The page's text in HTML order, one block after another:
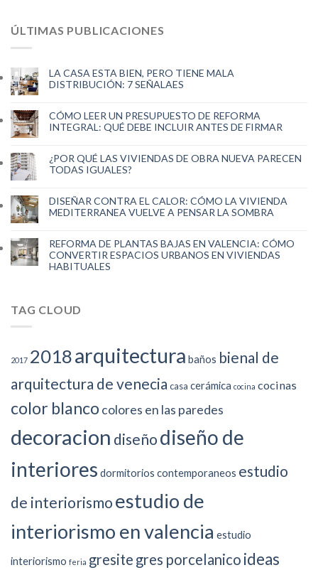
ÚLTIMAS PUBLICACIONES
LA CASA ESTA BIEN, PERO TIENE MALA
DISTRIBUCIÓN: 7 SEÑALAES
CÓMO LEER UN PRESUPUESTO DE REFORMA
INTEGRAL: QUÉ DEBE INCLUIR ANTES DE FIRMAR
¿POR QUÉ LAS VIVIENDAS DE OBRA NUEVA PARECEN
TODAS IGUALES?
DISEÑAR CONTRA EL CALOR: CÓMO LA VIVIENDA
MEDITERRANEA VUELVE A PENSAR LA SOMBRA
REFORMA DE PLANTAS BAJAS EN VALENCIA: CÓMO
CONVERTIR ESPACIOS URBANOS EN VIVIENDAS
HABITUALES
TAG CLOUD
2017 2018arquitectura baños bienal de
arquitectura de venecia casa cerámica cocina cocinas
color blanco colores en las paredes
decoracion diseño diseño de
interiores dormitorios contemporaneos estudio
de interiorismo estudio de
interiorismo en valencia estudio
interiorismo feria gresite gres porcelanico ideas